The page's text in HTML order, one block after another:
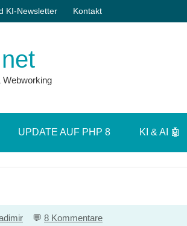
KI-Newsletter Kontakt
Webworking
UPDATE AUF PHP 8 KI & AI 🤖
8 Kommentare